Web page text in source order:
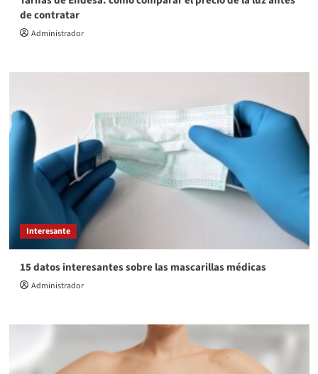
de contratar
Administrador
Interesante
15 datos interesantes sobre las mascarillas médicas
Administrador